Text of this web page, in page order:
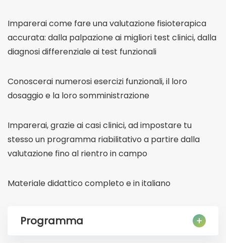
Imparerai come fare una valutazione fisioterapica
accurata: dalla palpazione ai migliori test clinici, dalla
diagnosi differenziale ai test funzionali
Conoscerai numerosi esercizi funzionali, il loro
dosaggio e la loro somministrazione
Imparerai, grazie ai casi clinici, ad impostare tu
stesso un programma riabilitativo a partire dalla
valutazione fino al rientro in campo
Materiale didattico completo e in italiano
Programma